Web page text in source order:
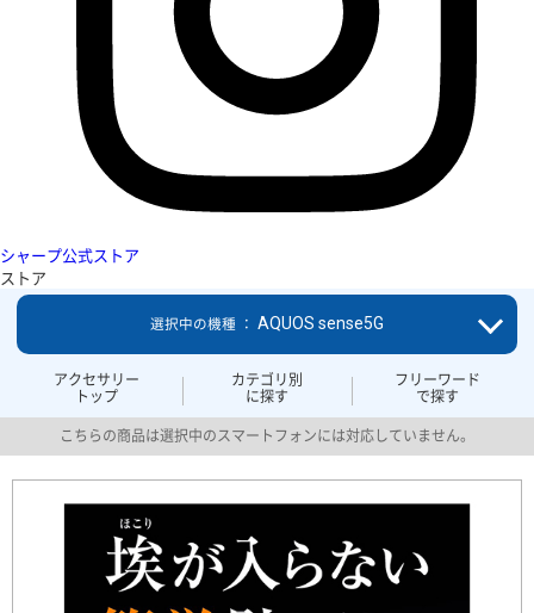
シャープ公式ストア
ストア
アクセサリー
トップ
カテゴリ別
に探す
フリーワード
で探す
選択中の機種 ： AQUOS sense5G
こちらの商品は選択中のスマートフォンには対応していません。